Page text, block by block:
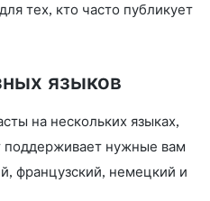
тех, кто часто публикует
языков
на нескольких языках,
поддерживает нужные вам
французский, немецкий и